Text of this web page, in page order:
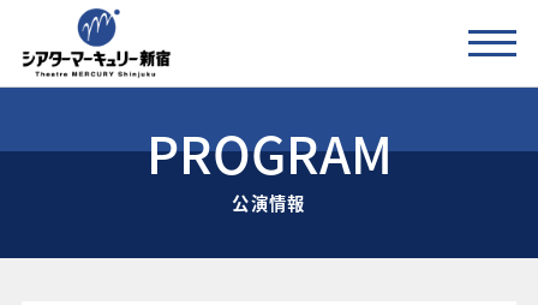
公演情報 PROGRAM
公演情報